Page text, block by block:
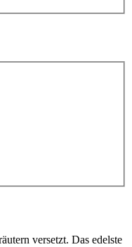
versetzt. Das edelste